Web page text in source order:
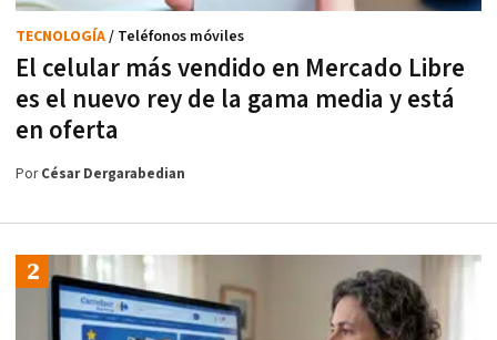
El celular más vendido en Mercado Libre
es el nuevo rey de la gama media y está
en oferta
TECNOLOGÍA/ Teléfonos móviles
PorCésar Dergarabedian